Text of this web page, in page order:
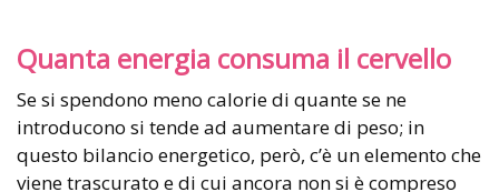
Quanta energia consuma il cervello
Se si spendono meno calorie di quante se ne
introducono si tende ad aumentare di peso; in
questo bilancio energetico, però, c’è un elemento che
viene trascurato e di cui ancora non si è compreso